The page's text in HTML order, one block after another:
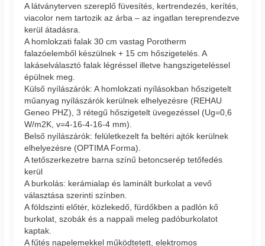
A látványterven szereplő füvesítés, kertrendezés, kerítés,
viacolor nem tartozik az árba – az ingatlan tereprendezve
kerül átadásra.
A homlokzati falak 30 cm vastag Porotherm
falazóelemből készülnek + 15 cm hőszigetelés. A
lakáselválasztó falak légréssel illetve hangszigeteléssel
épülnek meg.
Külső nyílászárók: A homlokzati nyílásokban hőszigetelt
műanyag nyílászárók kerülnek elhelyezésre (REHAU
Geneo PHZ), 3 rétegű hőszigetelt üvegezéssel (Ug=0,6
W/m2K, v=4-16-4-16-4 mm).
Belső nyílászárók: felületkezelt fa beltéri ajtók kerülnek
elhelyezésre (OPTIMA Forma).
A tetőszerkezetre barna színű betoncserép tetőfedés
kerül
A burkolás: kerámialap és laminált burkolat a vevő
választása szerinti színben.
A földszinti előtér, közlekedő, fürdőkben a padlón kő
burkolat, szobák és a nappali meleg padóburkolatot
kaptak.
A fűtés napelemekkel működtetett, elektromos